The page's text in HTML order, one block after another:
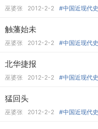
巫婆张 2012-2-2 #中国近现代史
触藩始未
巫婆张 2012-2-2 #中国近现代史
北华捷报
巫婆张 2012-2-2 #中国近现代史
猛回头
巫婆张 2012-2-2 #中国近现代史